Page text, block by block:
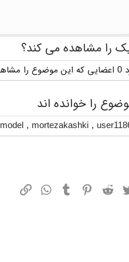
را مشاهده می کند؟
را خوانده اند
,
mortezakashki
,
توییتر ردیت پینترستتامبلر واتسپ